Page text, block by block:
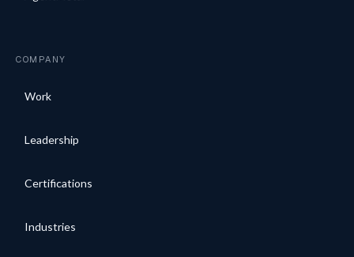
COMPANY
Work
Leadership
Certifications
Industries